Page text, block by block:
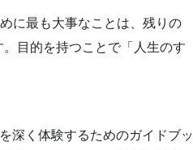
に最も大事なことは、残りの
目的を持つことで「人生のす
深く体験するためのガイドブッ